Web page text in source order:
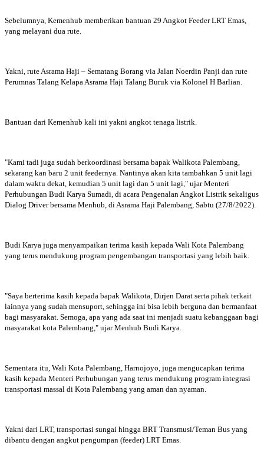
Sebelumnya, Kemenhub memberikan bantuan 29 Angkot Feeder LRT Emas,
yang melayani dua rute.
Yakni, rute Asrama Haji – Sematang Borang via Jalan Noerdin Panji dan rute
Perumnas Talang Kelapa Asrama Haji Talang Buruk via Kolonel H Barlian.
Bantuan dari Kemenhub kali ini yakni angkot tenaga listrik.
"Kami tadi juga sudah berkoordinasi bersama bapak Walikota Palembang,
sekarang kan baru 2 unit feedernya. Nantinya akan kita tambahkan 5 unit lagi
dalam waktu dekat, kemudian 5 unit lagi dan 5 unit lagi," ujar Menteri
Perhubungan Budi Karya Sumadi, di acara Pengenalan Angkot Listrik sekaligus
Dialog Driver bersama Menhub, di Asrama Haji Palembang, Sabtu (27/8/2022).
Budi Karya juga menyampaikan terima kasih kepada Wali Kota Palembang
yang terus mendukung program pengembangan transportasi yang lebih baik.
"Saya berterima kasih kepada bapak Walikota, Dirjen Darat serta pihak terkait
lainnya yang sudah mensuport, sehingga ini bisa lebih berguna dan bermanfaat
bagi masyarakat. Semoga, apa yang ada saat ini menjadi suatu kebanggaan bagi
masyarakat kota Palembang," ujar Menhub Budi Karya.
Sementara itu, Wali Kota Palembang, Harnojoyo, juga mengucapkan terima
kasih kepada Menteri Perhubungan yang terus mendukung program integrasi
transportasi massal di Kota Palembang yang aman dan nyaman.
Yakni dari LRT, transportasi sungai hingga BRT Transmusi/Teman Bus yang
dibantu dengan angkut pengumpan (feeder) LRT Emas.